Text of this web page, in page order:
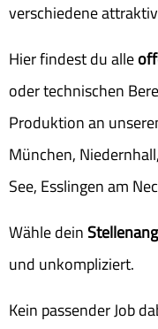
verschiedene
Hier findest du alle
oder technischen
Produktion an
München,
See, Esslingen am
Wähle dein
und unkompliziert.
Kein passender Job